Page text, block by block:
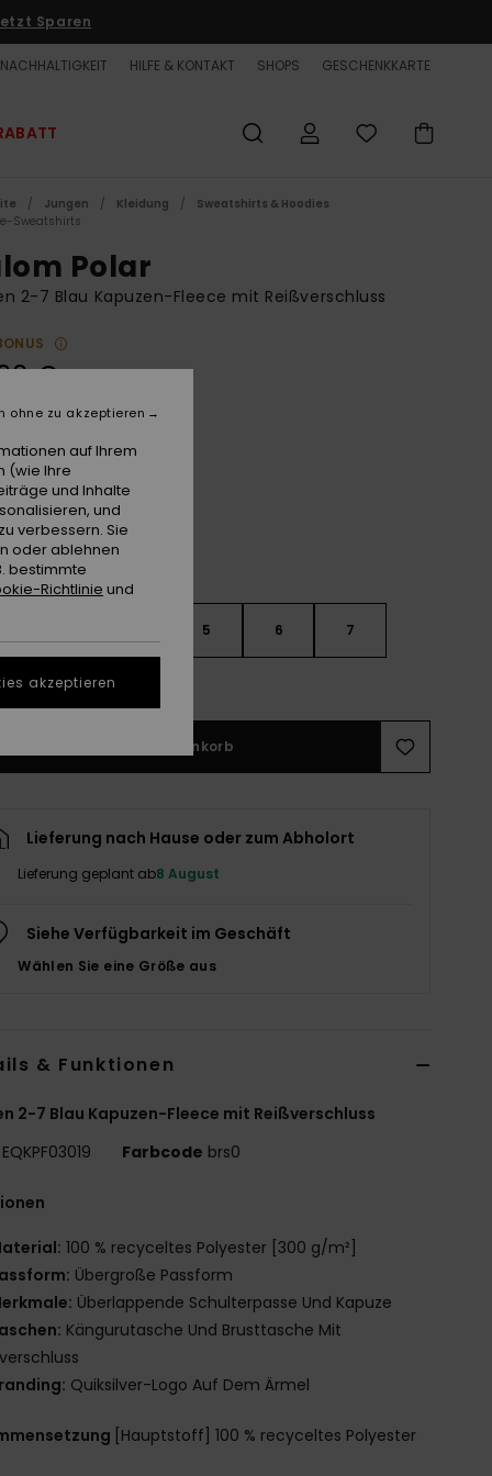
Sparen
NACHHALTIGKEIT HILFE & KONTAKT SHOPS GESCHENKKARTE
Jungen Kleidung
Sweatshirts & Hoodies
Sweatshirts
Polar
2-7 Blau Kapuzen-Fleece mit Reißverschluss
€
Blue Coral
5 6 7
ansehen
In den Warenkorb
Lieferung nach Hause oder zum Abholort
Lieferung geplant ab8 August
Siehe Verfügbarkeit im Geschäft
Wählen Sie eine Größe aus
& Funktionen
2-7 Blau Kapuzen-Fleece mit Reißverschluss
EQKPF03019 Farbcode brs0
100 % recyceltes Polyester [300 g/m²]
Übergroße Passform
Überlappende Schulterpasse Und Kapuze
Kängurutasche Und Brusttasche Mit
Quiksilver-Logo Auf Dem Ärmel
[Hauptstoff] 100 % recyceltes Polyester
auf Ihrem
(wie Ihre
und Inhalte
und
verbessern. Sie
oder ablehnen
bestimmte
Richtlinie und
ohne zu akzeptieren
akzeptieren